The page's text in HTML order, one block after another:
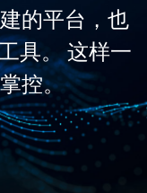
的平台，也
具。 这样一
控。